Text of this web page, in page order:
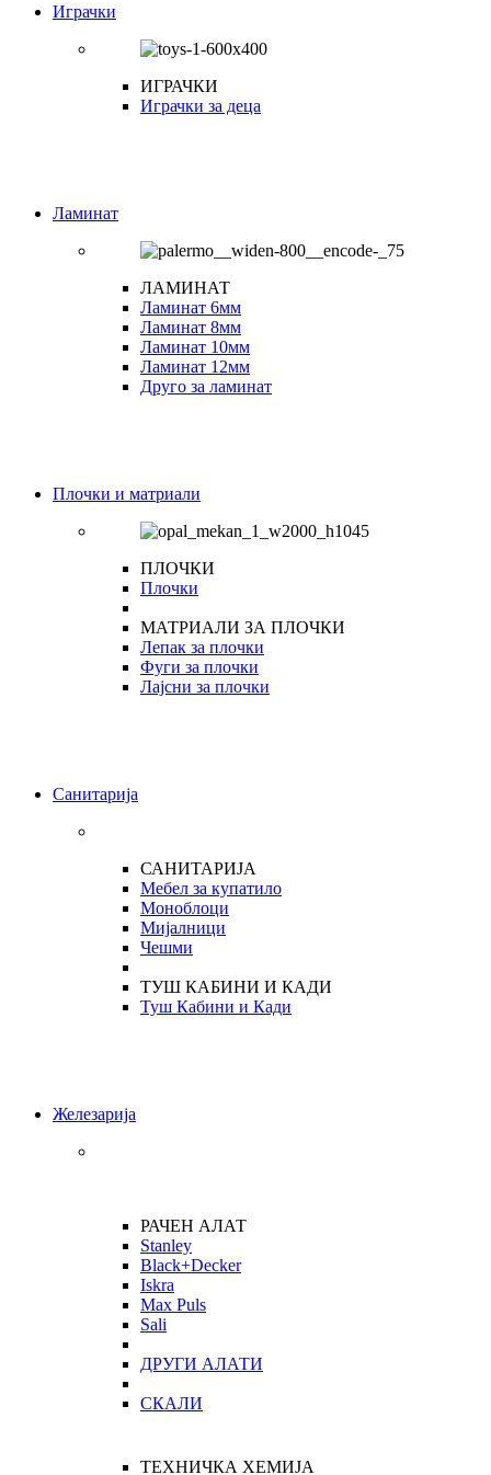
Играчки
ИГРАЧКИ
Играчки за деца
Ламинат
ЛАМИНАТ
Ламинат 6мм
Ламинат 8мм
Ламинат 10мм
Ламинат 12мм
Друго за ламинат
Плочки и матриали
ПЛОЧКИ
Плочки
МАТРИАЛИ ЗА ПЛОЧКИ
Лепак за плочки
Фуги за плочки
Лајсни за плочки
Санитарија
САНИТАРИЈА
Мебел за купатило
Моноблоци
Мијалници
Чешми
ТУШ КАБИНИ И КАДИ
Туш Кабини и Кади
Железарија
РАЧЕН АЛАТ
Stanley
Black+Decker
Iskra
Max Puls
Sali
ДРУГИ АЛАТИ
СКАЛИ
ТЕХНИЧКА ХЕМИЈА